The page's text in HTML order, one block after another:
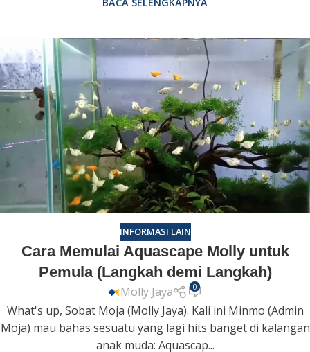
INFORMASI LAIN
Cara Memulai Aquascape Molly untuk
Pemula (Langkah demi Langkah)
Molly Jaya 0
What's up, Sobat Moja (Molly Jaya). Kali ini Minmo (Admin
Moja) mau bahas sesuatu yang lagi hits banget di kalangan
anak muda: Aquascap...